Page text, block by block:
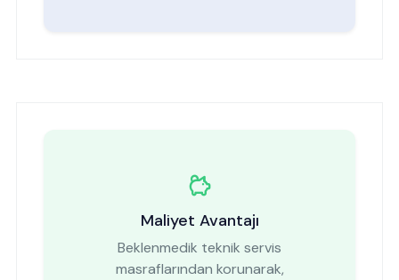
Maliyet Avantajı
Beklenmedik teknik servis
masraflarından korunarak,